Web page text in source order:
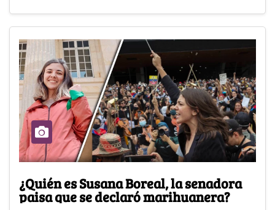
¿Quién es Susana Boreal, la senadora
paisa que se declaró marihuanera?